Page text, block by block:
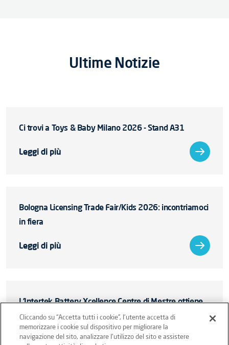
Ultime Notizie
Ci trovi a Toys & Baby Milano 2026 - Stand A31
Leggi di più
Bologna Licensing Trade Fair/Kids 2026: incontriamoci
in fiera
Leggi di più
L’Intertek Battery Xcellence Centre di Mestre ottiene
l’accreditamento IAS secondo ISO/IEC 17025:2017
Leggi di più
Cliccando su “Accetta tutti i cookie”, l'utente accetta di
memorizzare i cookie sul dispositivo per migliorare la
navigazione del sito, analizzare l'utilizzo del sito e assistere